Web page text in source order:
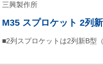
三興製作所
M35 スプロケット 2列
■2列スプロケットは2列新B型